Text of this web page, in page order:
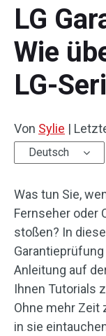
LG
Wie
LG-
Von Sylie |
Deutsch
Was tun Sie,
Fernseher oder
stoßen? In
Anleitung auf
Ihnen Tutorials
Ohne mehr Zeit
in sie